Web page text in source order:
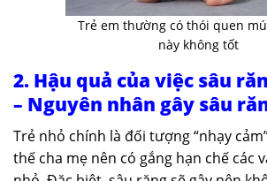
Trẻ em thường có thói quen
này không tốt
2. Hậu quả của việc sâu
– Nguyên nhân gây sâu
Trẻ nhỏ chính là đối tượng “nhạy
thế cha mẹ nên có gắng hạn chế các